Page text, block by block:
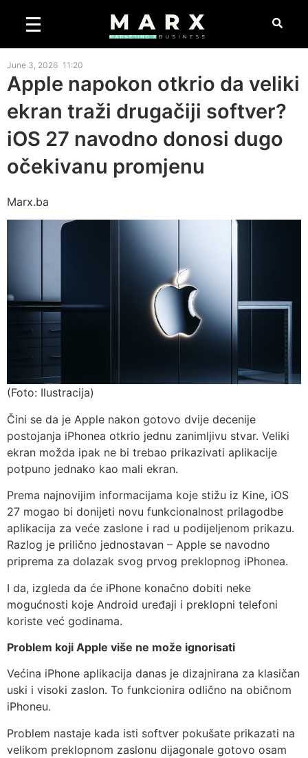
June 3, 2026 11:20
Apple napokon otkrio da veliki
ekran traži drugačiji softver?
iOS 27 navodno donosi dugo
očekivanu promjenu
Marx.ba
(Foto: Ilustracija)
Čini se da je Apple nakon gotovo dvije decenije
postojanja iPhonea otkrio jednu zanimljivu stvar. Veliki
ekran možda ipak ne bi trebao prikazivati aplikacije
potpuno jednako kao mali ekran.
Prema najnovijim informacijama koje stižu iz Kine, iOS
27 mogao bi donijeti novu funkcionalnost prilagodbe
aplikacija za veće zaslone i rad u podijeljenom prikazu.
Razlog je prilično jednostavan – Apple se navodno
priprema za dolazak svog prvog preklopnog iPhonea.
I da, izgleda da će iPhone konačno dobiti neke
mogućnosti koje Android uređaji i preklopni telefoni
koriste već godinama.
Problem koji Apple više ne može ignorisati
Većina iPhone aplikacija danas je dizajnirana za klasičan
uski i visoki zaslon. To funkcionira odlično na običnom
iPhoneu.
Problem nastaje kada isti softver pokušate prikazati na
velikom preklopnom zaslonu dijagonale gotovo osam